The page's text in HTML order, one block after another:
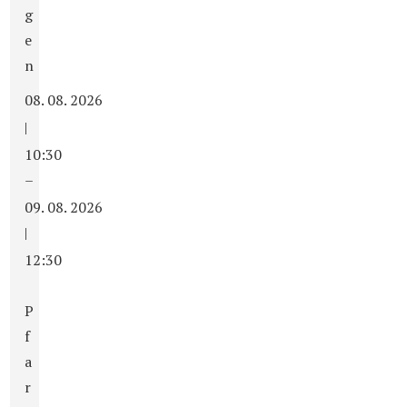
g
e
n
08. 08. 2026
|
10:30
–
09. 08. 2026
|
12:30
P
f
a
r